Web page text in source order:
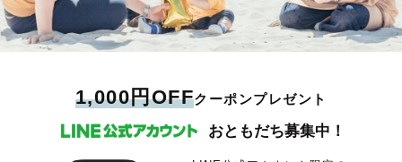
1,000円OFFクーポンプレゼント
おともだち募集中！